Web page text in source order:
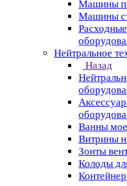
Машины
Машины
Нейтральное
Назад
Ванны
Витрины
Зонты
Колоды